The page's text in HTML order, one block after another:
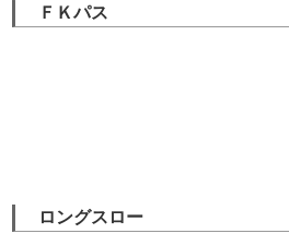
ＦＫパス
ロングスロー